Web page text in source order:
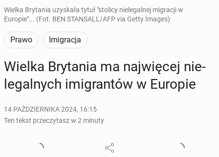
Wielka Brytania uzyskała tytuł "stolicy nielegalnej migracji w
Europie"... (Fot. BEN STANSALL/AFP via Getty Images)
Prawo Imigracja
Wielka Bry­ta­nia ma naj­wię­cej nie­
le­gal­nych imi­gran­tów w Europie
14 PAŹDZIERNIKA 2024, 16:15
Ten tekst przeczytasz w 2 minuty